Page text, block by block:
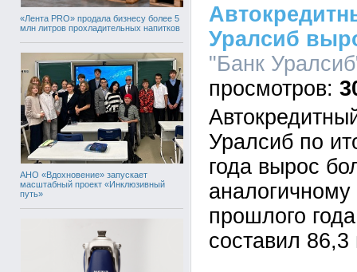
«Лента PRO» продала бизнесу более 5
млн литров прохладительных напитков
АНО «Вдохновение» запускает
масштабный проект «Инклюзивный
путь»
Уралсиб
"Банк
Уралсиб по
года вырос
прошлого
составил